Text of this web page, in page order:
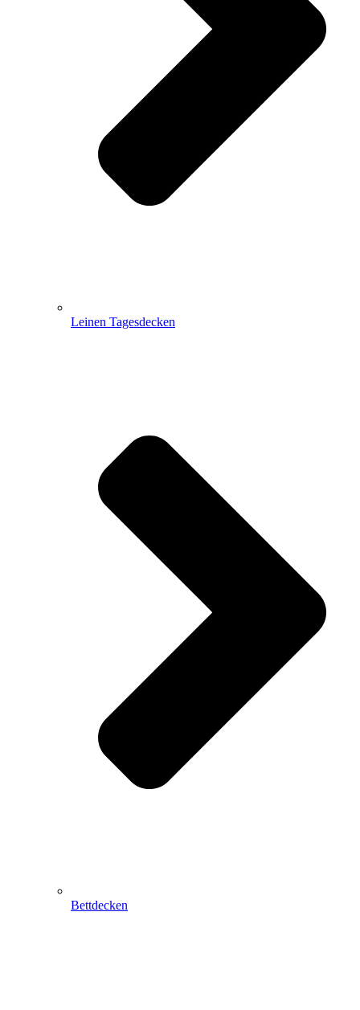
Leinen Tagesdecken
Bettdecken